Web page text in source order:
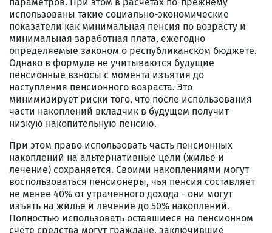
использованы такие социально-экономические
показатели как минимальная пенсия по возрасту и
минимальная заработная плата, ежегодно
определяемые законом о республиканском бюджете.
Однако в формуле не учитываются будущие
пенсионные взносы с момента изъятия до
наступления пенсионного возраста. Это
минимизирует риски того, что после использования
части накоплений вкладчик в будущем получит
низкую накопительную пенсию.
При этом право использовать часть пенсионных
накоплений на альтернативные цели (жилье и
лечение) сохраняется. Своими накоплениями могут
воспользоваться пенсионеры, чья пенсия составляет
не менее 40% от утраченного дохода - они могут
изъять на жилье и лечение до 50% накоплений.
Полностью использовать оставшиеся на пенсионном
счете средства могут граждане, заключившие